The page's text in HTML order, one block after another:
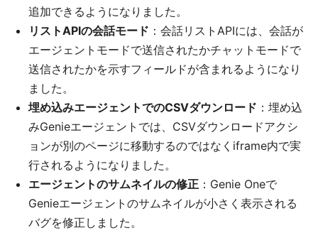
追加できるようになりました。
リストAPIの会話モード ：会話リストAPIには、会話が
エージェントモードで送信されたかチャットモードで
送信されたかを示すフィールドが含まれるようになり
ました。
埋め込みエージェントでのCSVダウンロード ：埋め込
みGenieエージェントでは、CSVダウンロードアクシ
ョンが別のページに移動するのではなくiframe内で実
行されるようになりました。
エージェントのサムネイルの修正 ：Genie Oneで
Genieエージェントのサムネイルが小さく表示される
バグを修正しました。